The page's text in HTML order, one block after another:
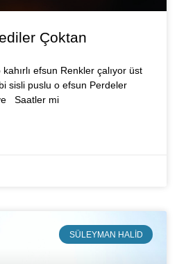
Çoktan
efsun Renkler çalıyor üst
sisli puslu o efsun Perdeler
Saatler mi
SÜLEYMAN HALID